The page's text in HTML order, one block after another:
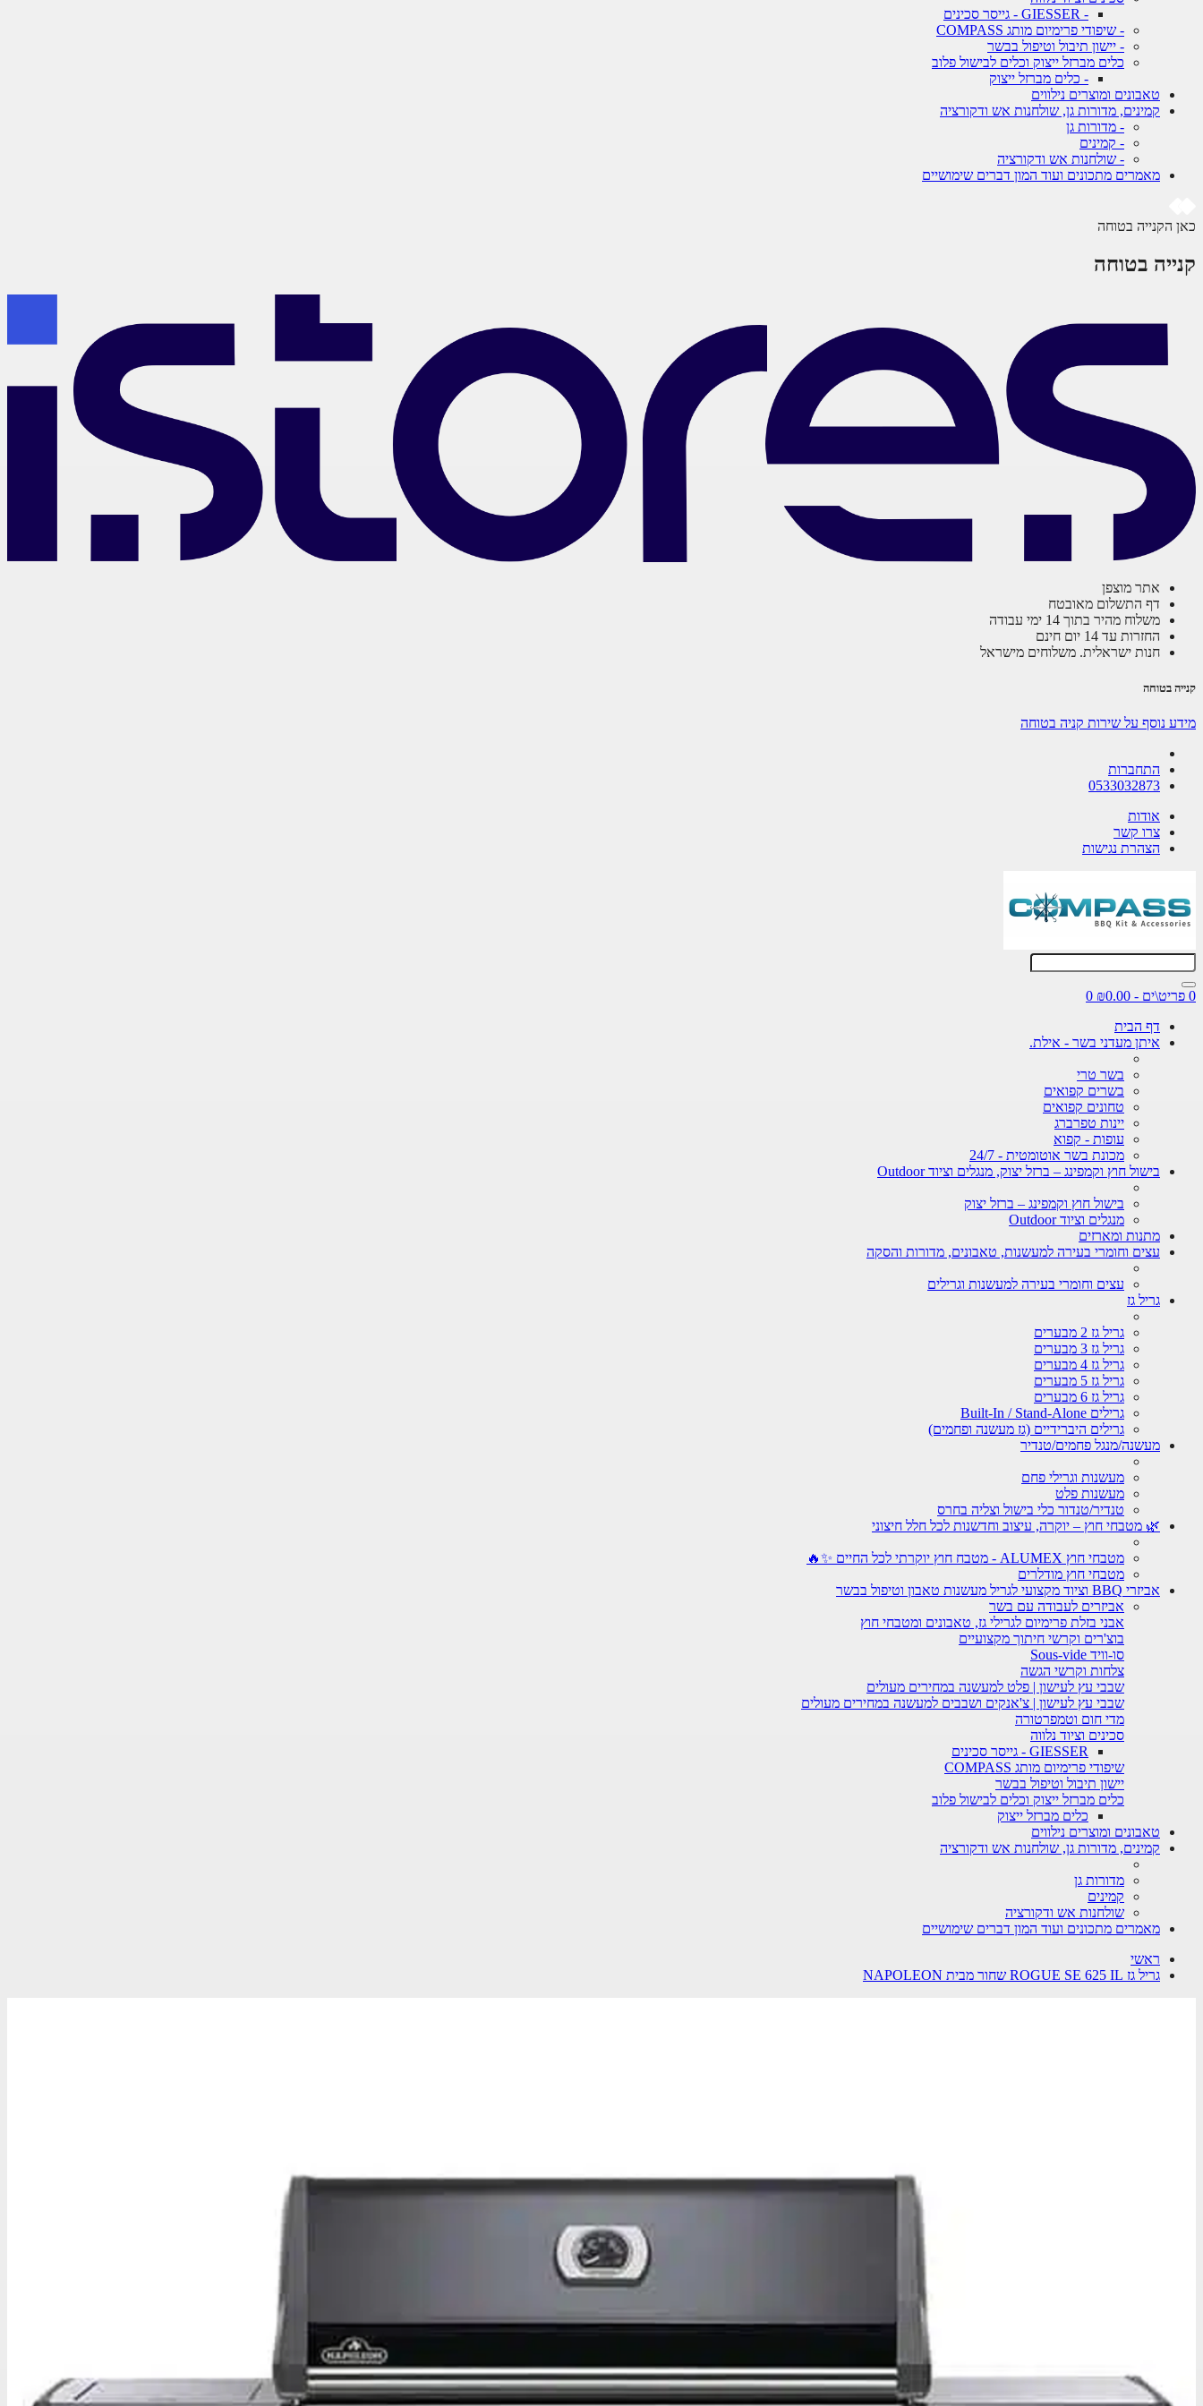
- GIESSER - גייסר סכינים
- שיפודי פרימיום מותג COMPASS
- יישון תיבול וטיפול בבשר
כלים מברזל ייצוק וכלים לבישול פלוב
- כלים מברזל ייצוק
טאבונים ומוצרים נילווים
קמינים, מדורות גן, שולחנות אש ודקורציה
- מדורות גן
- קמינים
- שולחנות אש ודקורציה
מאמרים מתכונים ועוד המון דברים שימושיים
כאן הקנייה בטוחה
קנייה בטוחה
אתר מוצפן
דף התשלום מאובטח
משלוח מהיר בתוך 14 ימי עבודה
החזרות עד 14 יום חינם
חנות ישראלית. משלוחים מישראל
קנייה בטוחה
מידע נוסף על שירות קניה בטוחה
התחברות
0533032873
אודות
צרו קשר
הצהרת נגישות
0 פריט\ים - ₪0.00
0
דף הבית
איתן מעדני בשר - אילת.
בשר טרי
בשרים קפואים
טחונים קפואים
יינות טפרברג
עופות - קפוא
מכונת בשר אוטומטית - 24/7
בישול חוץ וקמפינג – ברזל יצוק, מנגלים וציוד Outdoor
בישול חוץ וקמפינג – ברזל יצוק
מנגלים וציוד Outdoor
מתנות ומארזים
עצים וחומרי בעירה למעשנות, טאבונים, מדורות והסקה
עצים וחומרי בעירה למעשנות וגרילים
גריל גז
גריל גז 2 מבערים
גריל גז 3 מבערים
גריל גז 4 מבערים
גריל גז 5 מבערים
גריל גז 6 מבערים
גרילים Built-In / Stand-Alone
גרילים היברידיים (גז מעשנה ופחמים)
מעשנה/מנגל פחמים/טנדיר
מעשנות וגרילי פחם
מעשנות פלט
טנדיר/טנדור כלי בישול וצליה בחרס
🌿 מטבחי חוץ – יוקרה, עיצוב וחדשנות לכל חלל חיצוני
מטבחי חוץ ALUMEX - מטבח חוץ יוקרתי לכל החיים ✨🔥
מטבחי חוץ מודלרים
אביזרי BBQ וציוד מקצועי לגריל מעשנות טאבון וטיפול בבשר
אביזרים לעבודה עם בשר
אבני בזלת פרימיום לגרילי גז, טאבונים ומטבחי חוץ
בוצ'רים וקרשי חיתוך מקצועיים
סו-וויד Sous-vide
צלחות וקרשי הגשה
שבבי עץ לעישון | פלט למעשנה במחירים מעולים
שבבי עץ לעישון | צ'אנקים ושבבים למעשנה במחירים מעולים
מדי חום וטמפרטורה
סכינים וציוד נלווה
GIESSER - גייסר סכינים
שיפודי פרימיום מותג COMPASS
יישון תיבול וטיפול בבשר
כלים מברזל ייצוק וכלים לבישול פלוב
כלים מברזל ייצוק
טאבונים ומוצרים נילווים
קמינים, מדורות גן, שולחנות אש ודקורציה
מדורות גן
קמינים
שולחנות אש ודקורציה
מאמרים מתכונים ועוד המון דברים שימושיים
ראשי
גריל גז ROGUE SE 625 IL שחור מבית NAPOLEON